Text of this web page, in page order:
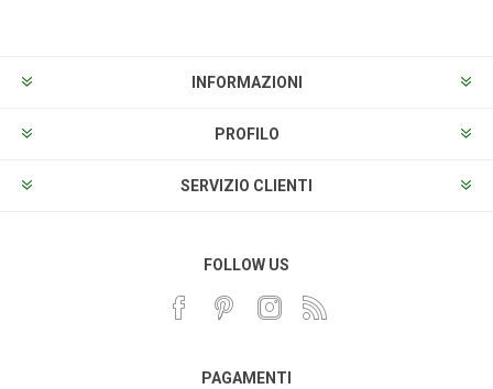
INFORMAZIONI
PROFILO
SERVIZIO CLIENTI
FOLLOW US
PAGAMENTI